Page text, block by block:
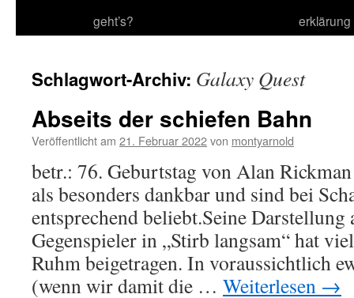
geht’s?
erklärung
Schlagwort-Archiv: Galaxy Quest
Abseits der schiefen Bahn
Veröffentlicht am 21. Februar 2022von montyarnold
betr.: 76. Geburtstag von Alan
als besonders dankbar und sind bei
entsprechend beliebt.Seine
Gegenspieler in „Stirb langsam“ hat
Ruhm beigetragen. In voraussichtlich
(wenn wir damit die … Weiterlesen →